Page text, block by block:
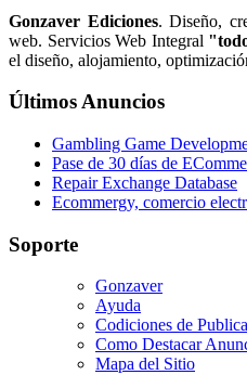
Gonzaver Ediciones. Diseño,
web. Servicios Web Integral
el diseño, alojamiento,
Últimos Anuncios
Gambling Game
Pase de 30 días de
Repair Exchange Database
Ecommergy, comercio
Soporte
Gonzaver
Ayuda
Codiciones de
Como Destacar
Mapa del Sitio